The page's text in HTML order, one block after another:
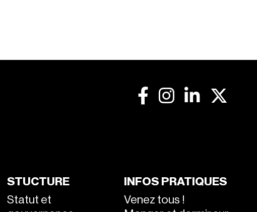
STUCTURE
Statut et
INFOS PRATIQUES
Venez tous !